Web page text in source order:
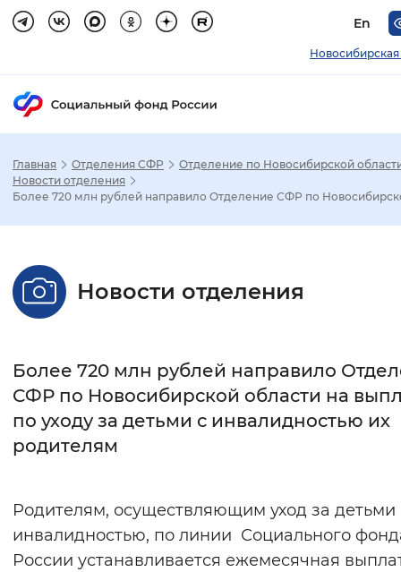
En
Новосибирская
Настройка режима отображения
Стандартный Увеличенный
Без засечек С засечками
Интервал между буквами
Цвет сайта
Главная Отделения СФР
Отделение по Новосибирской
Новости отделения
Более 720 млн рублей направило Отделение СФР по
Новости отделения
Более 720 млн рублей направило
СФР по Новосибирской области на
по уходу за детьми с инвалидностью их
родителям
Родителям, осуществляющим уход за детьми
инвалидностью, по линии Социального
России устанавливается ежемесячная